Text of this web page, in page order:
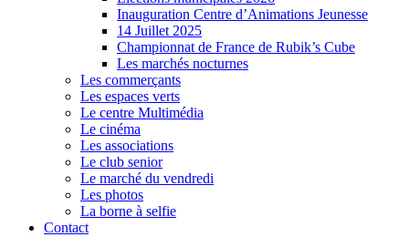
Inauguration Centre d’Animations Jeunesse
14 Juillet 2025
Championnat de France de Rubik’s Cube
Les marchés nocturnes
Les commerçants
Les espaces verts
Le centre Multimédia
Le cinéma
Les associations
Le club senior
Le marché du vendredi
Les photos
La borne à selfie
Contact